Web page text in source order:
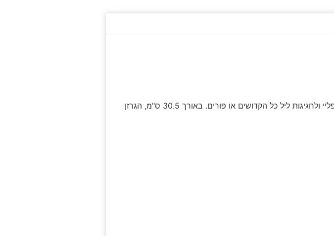
גרזן PU זה הוא אביזר תחפושת כיפי ומשעשע לילדים, המושלם למסיבות תחפושות, קרנבלים, קוספליי ולחגיגות ליל כל הקדושים או פורים. באורך 30.5 ס"מ, הגרזן